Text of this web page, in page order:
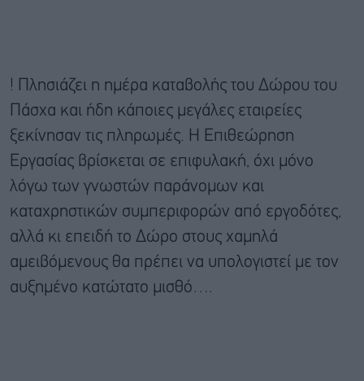
! Πλησιάζει η ημέρα καταβολής του Δώρου του
Πάσχα και ήδη κάποιες μεγάλες εταιρείες
ξεκίνησαν τις πληρωμές. Η Επιθεώρηση
Εργασίας βρίσκεται σε επιφυλακή, όχι μόνο
λόγω των γνωστών παράνομων και
καταχρηστικών συμπεριφορών από εργοδότες,
αλλά κι επειδή το Δώρο στους χαμηλά
αμειβόμενους θα πρέπει να υπολογιστεί με τον
αυξημένο κατώτατο μισθό….